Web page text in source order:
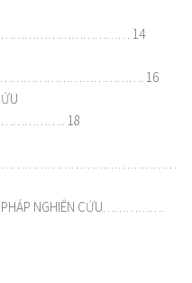
14
16
18
PHÁP NGHIÊN CỨU…………….